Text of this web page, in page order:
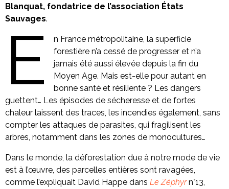
Blanquat, fondatrice de l’association États
Sauvages.
E
n France métropolitaine, la superficie
forestière n’a cessé de progresser et n’a
jamais été aussi élevée depuis la fin du
Moyen Age. Mais est-elle pour autant en
bonne santé et résiliente ? Les dangers
guettent… Les épisodes de sécheresse et de fortes
chaleur laissent des traces, les incendies également, sans
compter les attaques de parasites, qui fragilisent les
arbres, notamment dans les zones de monocultures…
Dans le monde, la déforestation due à notre mode de vie
est à l’œuvre, des parcelles entières sont ravagées,
comme l’expliquait David Happe dans Le Zéphyrn°13,